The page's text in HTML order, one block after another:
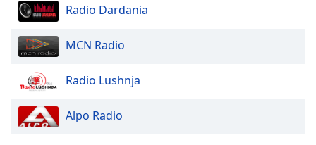
Edge
Style
Family
Reset
Radio Dardania
MCN Radio
Radio Lushnja
Alpo Radio